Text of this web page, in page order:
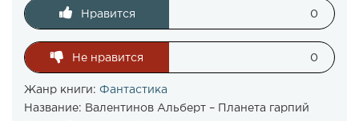
Нравится 0
Не нравится 0
Жанр книги: Фантастика
Название: Валентинов Альберт – Планета гарпий